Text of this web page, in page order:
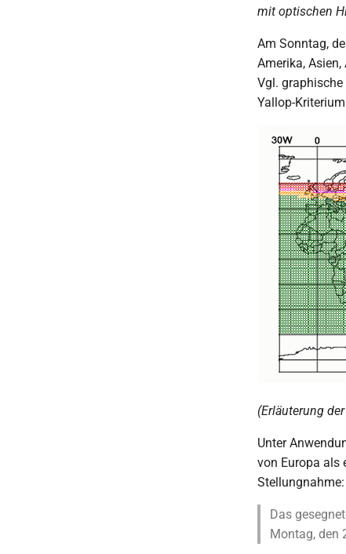
mit optischen
Am Sonntag,
Amerika,
Vgl.
Yallop-
(Erläuterung
Unter
von Europa als
Stellungnahme:
Das
Montag, den